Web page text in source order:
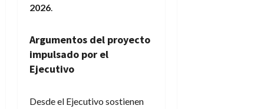
2026.
Argumentos del proyecto
impulsado por el
Ejecutivo
Desde el Ejecutivo sostienen